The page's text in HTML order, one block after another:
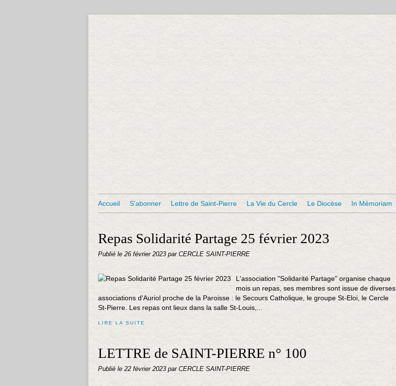
Accueil S'abonner Lettre de Saint-Pierre La Vie du Cercle Le Diocèse In Mémoriam
Repas Solidarité Partage 25 février 2023
Publié le 26 février 2023 par CERCLE SAINT-PIERRE
L'association "Solidarité Partage" organise chaque
mois un repas, ses membres sont issue de diverses
associations d'Auriol proche de la Paroisse : le Secours Catholique, le groupe St-Eloi, le Cercle
St-Pierre. Les repas ont lieux dans la salle St-Louis,...
LIRE LA SUITE
LETTRE de SAINT-PIERRE n° 100
Publié le 22 février 2023 par CERCLE SAINT-PIERRE